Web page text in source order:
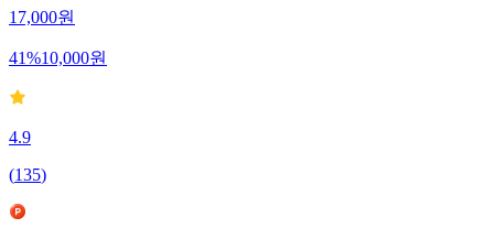
17,000원
41%10,000원
4.9
(135)